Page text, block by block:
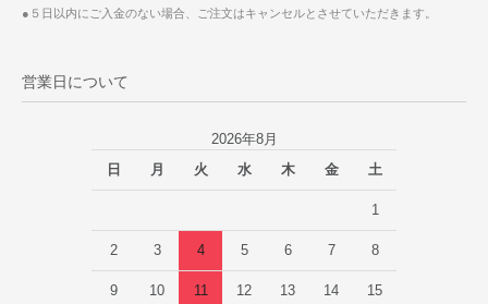
●５日以内にご入金のない場合、ご注文はキャンセルとさせていただきます。
営業日について
2026年8月
日
月 火 水 木 金 土
1
2 3 4 5 6 7 8
9 10 11 12 13 14 15